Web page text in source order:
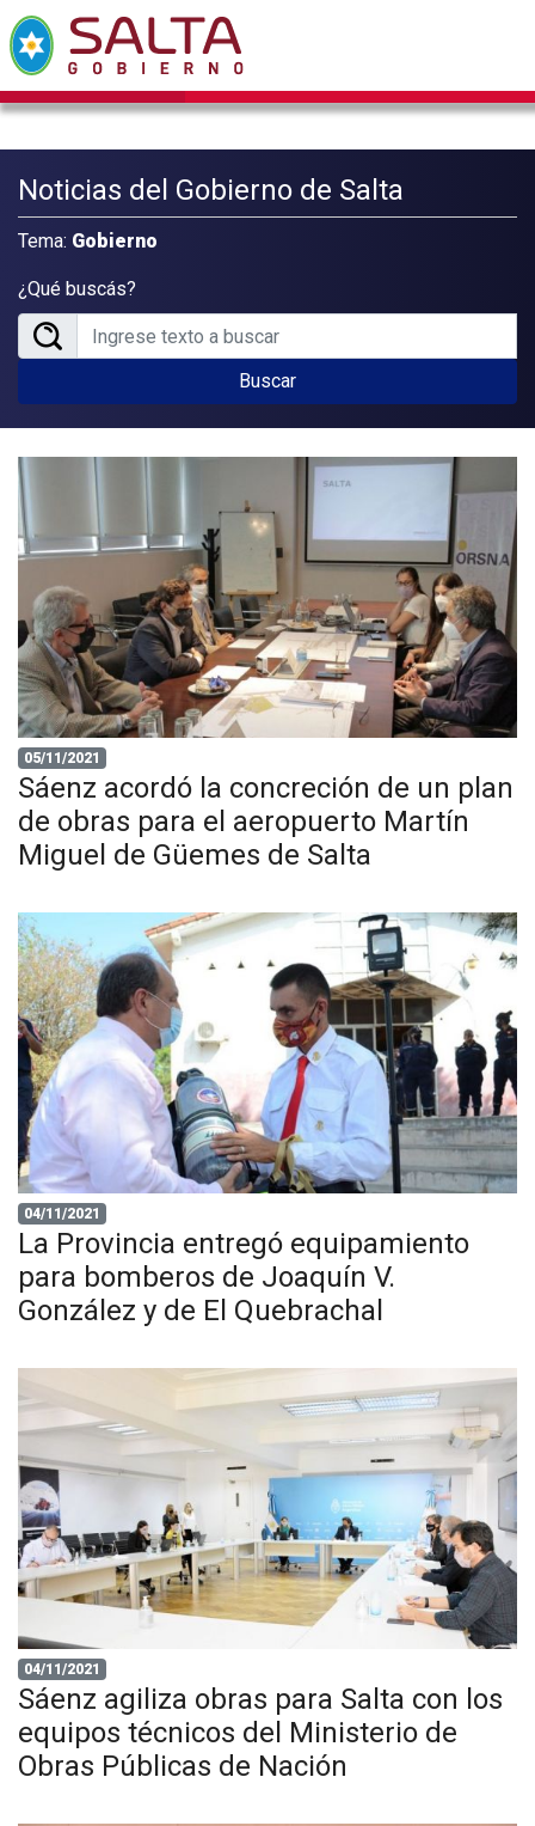
Noticias del Gobierno de Salta
Tema: Gobierno
¿Qué buscás?
Buscar
05/11/2021
Sáenz acordó la concreción de un plan
de obras para el aeropuerto Martín
Miguel de Güemes de Salta
04/11/2021
La Provincia entregó equipamiento
para bomberos de Joaquín V.
González y de El Quebrachal
04/11/2021
Sáenz agiliza obras para Salta con los
equipos técnicos del Ministerio de
Obras Públicas de Nación